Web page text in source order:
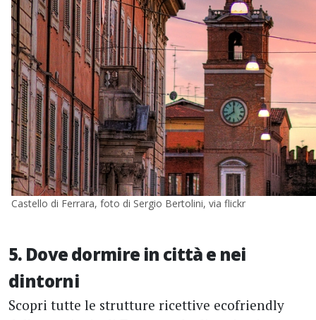
Castello di Ferrara, foto di Sergio Bertolini, via flickr
5. Dove dormire in città e nei
dintorni
Scopri tutte le strutture ricettive ecofriendly